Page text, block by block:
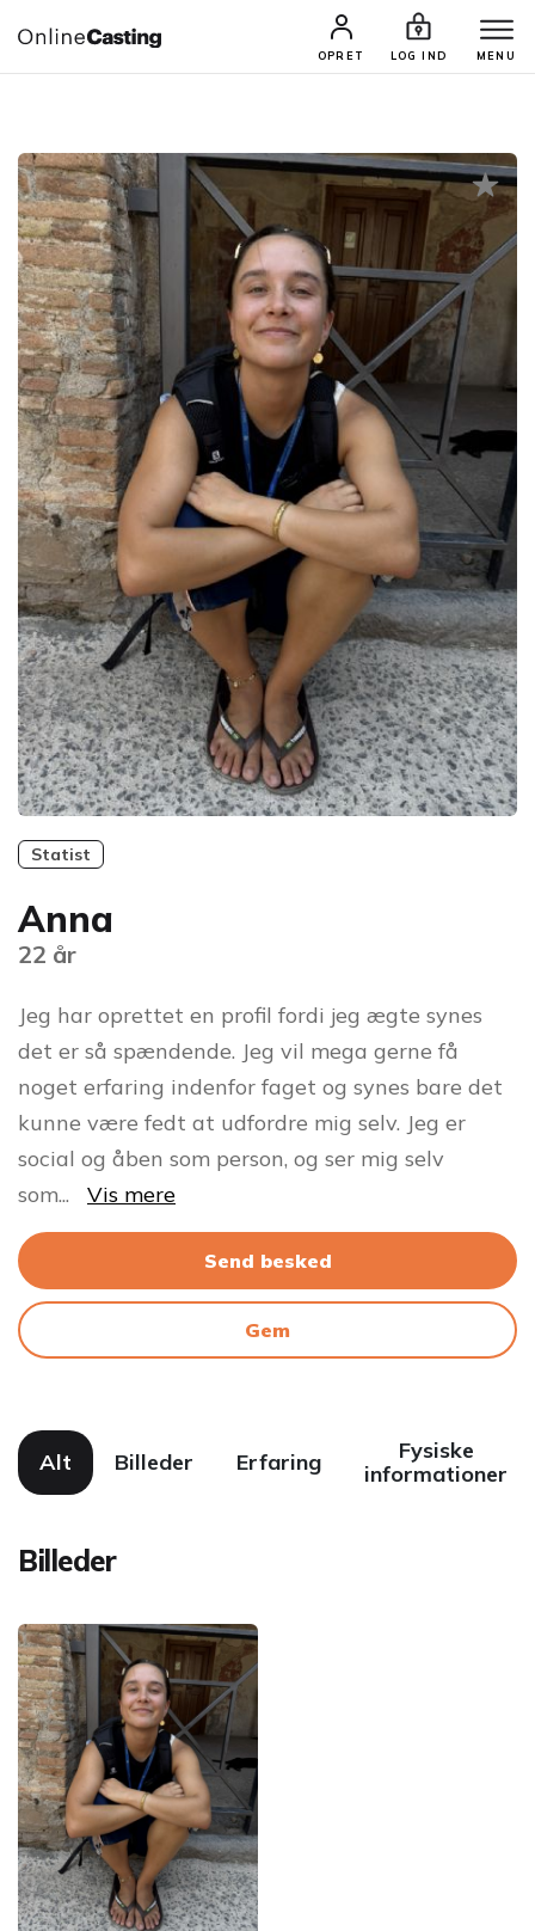
OPRET LOG IND MENU
CASTINGS & JOBS SØG PROFIL
Statist
Anna
22 år
Jeg har oprettet en profil fordi jeg ægte synes
det er så spændende. Jeg vil mega gerne få
noget erfaring indenfor faget og synes bare det
kunne være fedt at udfordre mig selv. Jeg er
social og åben som person, og ser mig selv
som... Vis mere
Send besked
Gem
Alt Billeder Erfaring
Fysiske
informationer
Billeder